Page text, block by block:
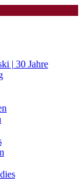
| 30 Jahre